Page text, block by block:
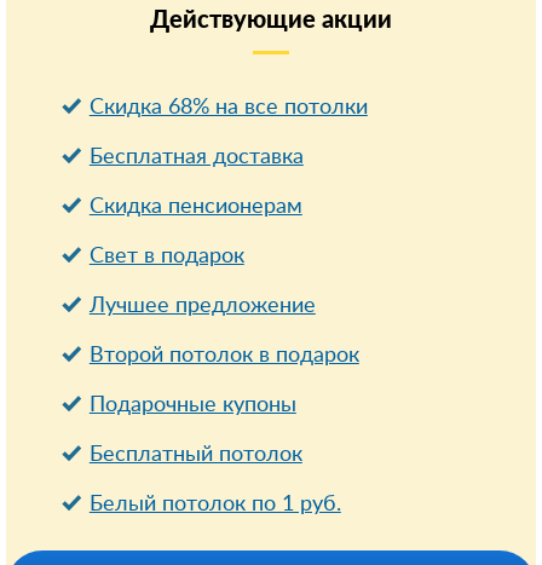
Действующие акции
Скидка 68% на все потолки
Бесплатная доставка
Cкидка пенсионерам
Свет в подарок
Лучшее предложение
Второй потолок в подарок
Подарочные купоны
Бесплатный потолок
Белый потолок по 1 руб.